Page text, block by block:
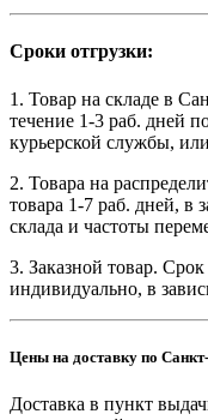
Сроки отгрузки:
1. Товар на складе в
течение 1-3 раб. дней
курьерской службы,
2. Товара на
товара 1-7 раб. дней, в
склада и частоты
3. Заказной товар.
индивидуально, в
Цены на доставку по
Доставка в пункт